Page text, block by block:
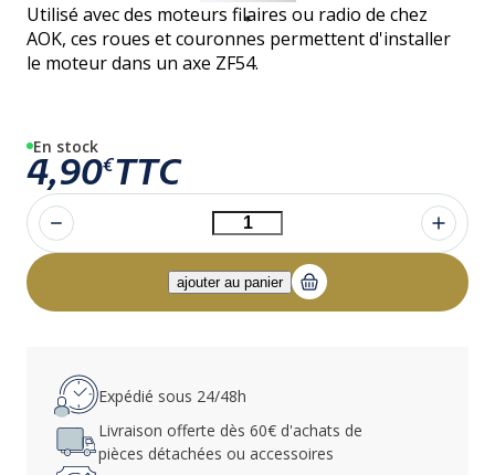
Utilisé avec des moteurs filaires ou radio de chez
AOK, ces roues et couronnes permettent d'installer
le moteur dans un axe ZF54.
En stock
4,90€TTC
Expédié sous 24/48h
Livraison offerte dès 60€ d'achats de
pièces détachées ou accessoires